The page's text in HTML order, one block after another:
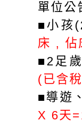
單位公
■小孩
床 , 佔
■2足
(已含
■導遊
X 6天